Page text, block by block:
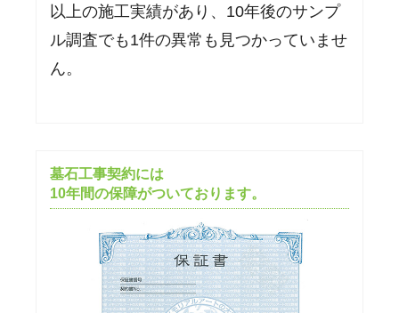
以上の施工実績があり、10年後のサンプ
ル調査でも1件の異常も見つかっていませ
ん。
墓石工事契約には
10年間の保障がついております。